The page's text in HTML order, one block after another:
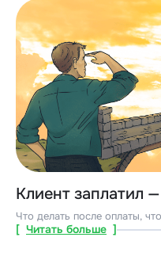
Клиент заплатил
Что делать после оплаты,
[ Читать больше ]